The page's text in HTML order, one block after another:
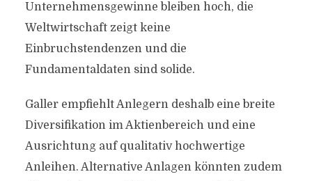
Unternehmensgewinne bleiben hoch, die
Weltwirtschaft zeigt keine
Einbruchstendenzen und die
Fundamentaldaten sind solide.
Galler empfiehlt Anlegern deshalb eine breite
Diversifikation im Aktienbereich und eine
Ausrichtung auf qualitativ hochwertige
Anleihen. Alternative Anlagen könnten zudem